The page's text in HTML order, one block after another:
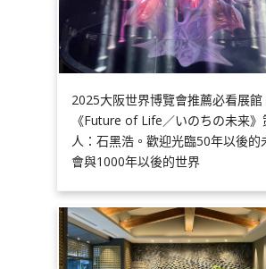
2025大阪世界博覽會推薦必看展館
《Future of Life／いのちの未来》
人：石黑浩。歡迎光臨50年以後的
會與1000年以後的世界